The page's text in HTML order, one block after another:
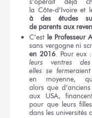
la Côte-d’Ivoire et
à des études
de parents aux
C’est le Professeur
sans vergogne ni
en 2016. Pour eux :
leurs ventres
elles se fermeraient
en moyenne,
alors que d’anciens
aux USA,
pour que leurs filles
dans les universités